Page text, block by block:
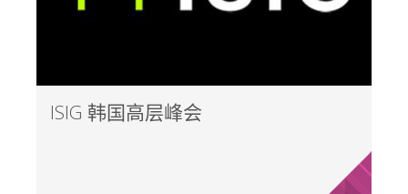
ISIG 韩国高层峰会